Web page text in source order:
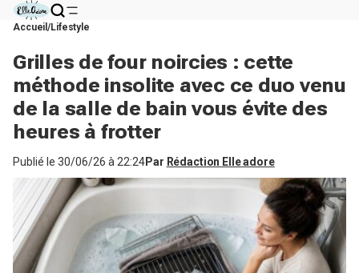
Accueil Lifestyle
Grilles de four noircies : cette
méthode insolite avec ce duo venu
de la salle de bain vous évite des
heures à frotter
Publié le 30/06/26 à 22:24Par Rédaction Elle adore